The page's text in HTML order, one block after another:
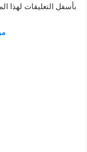
بأسفل التعليقات لهذا